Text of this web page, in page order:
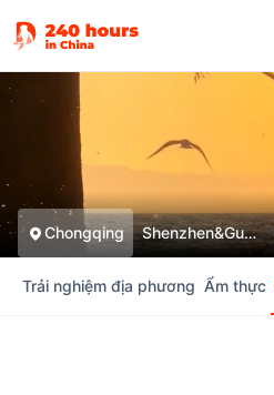
Chongqing Shenzhen&Guangzhou
Trải nghiệm địa phương Ẩm thực